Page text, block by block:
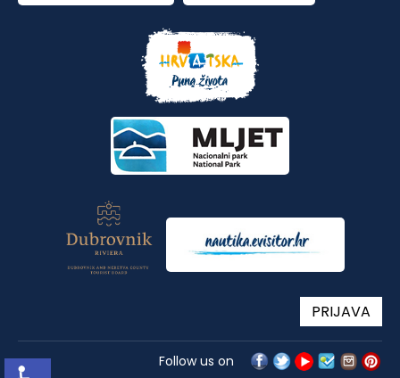
PRIJAVA
Follow us on